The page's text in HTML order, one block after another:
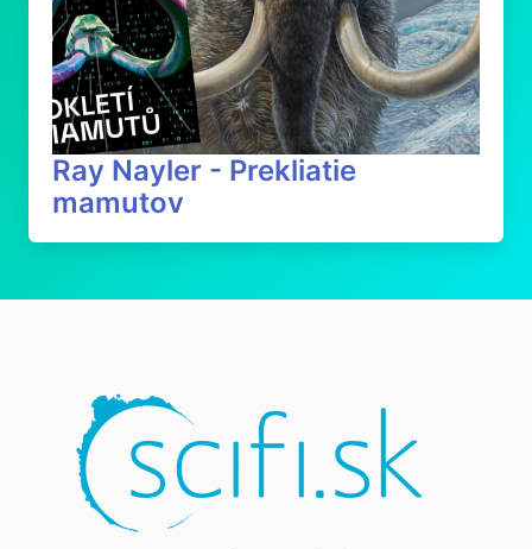
Ray Nayler - Prekliatie
mamutov